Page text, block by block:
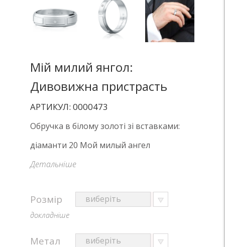
Мій милий янгол:
Дивовижна пристрасть
АРТИКУЛ: 0000473
Обручка в білому золоті зі вставками:
діаманти 20 Мой милый ангел
Детальніше
Розмір
докладніше
Метал